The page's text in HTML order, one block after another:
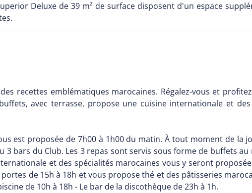
Deluxe de 39 m² de surface disposent d'un espace
recettes emblématiques marocaines. Régalez-vous et
avec terrasse, propose une cuisine internationale et des
est proposée de 7h00 à 1h00 du matin. À tout moment de la
bars du Club. Les 3 repas sont servis sous forme de buffets
et des spécialités marocaines vous y seront
de 15h à 18h et vous propose thé et des pâtisseries
de 10h à 18h - Le bar de la discothèque de 23h à 1h.